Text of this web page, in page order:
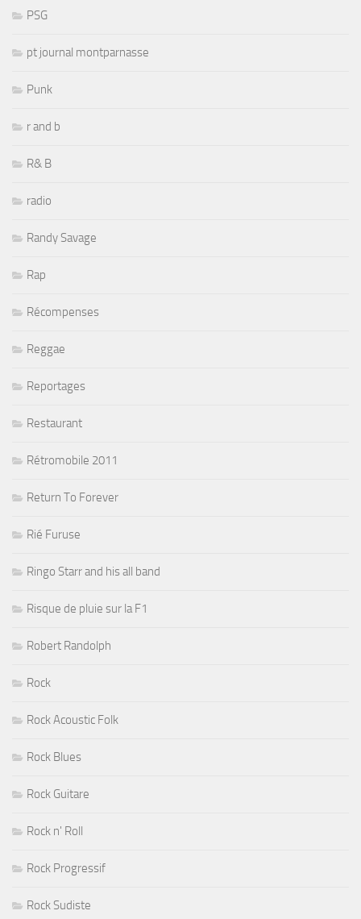
PSG
pt journal montparnasse
Punk
r and b
R& B
radio
Randy Savage
Rap
Récompenses
Reggae
Reportages
Restaurant
Rétromobile 2011
Return To Forever
Rié Furuse
Ringo Starr and his all band
Risque de pluie sur la F1
Robert Randolph
Rock
Rock Acoustic Folk
Rock Blues
Rock Guitare
Rock n' Roll
Rock Progressif
Rock Sudiste